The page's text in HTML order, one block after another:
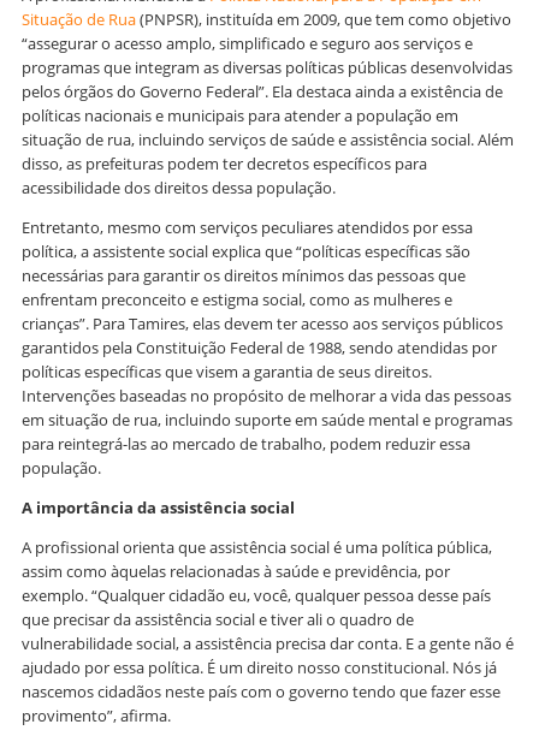
Situação de Rua(PNPSR), instituída em 2009, que tem como objetivo
“assegurar o acesso amplo, simplificado e seguro aos serviços e
programas que integram as diversas políticas públicas desenvolvidas
pelos órgãos do Governo Federal”. Ela destaca ainda a existência de
políticas nacionais e municipais para atender a população em
situação de rua, incluindo serviços de saúde e assistência social. Além
disso, as prefeituras podem ter decretos específicos para
acessibilidade dos direitos dessa população.
Entretanto, mesmo com serviços peculiares atendidos por essa
política, a assistente social explica que “políticas específicas são
necessárias para garantir os direitos mínimos das pessoas que
enfrentam preconceito e estigma social, como as mulheres e
crianças”. Para Tamires, elas devem ter acesso aos serviços públicos
garantidos pela Constituição Federal de 1988, sendo atendidas por
políticas específicas que visem a garantia de seus direitos.
Intervenções baseadas no propósito de melhorar a vida das pessoas
em situação de rua, incluindo suporte em saúde mental e programas
para reintegrá-las ao mercado de trabalho, podem reduzir essa
população.
A importância da assistência social
A profissional orienta que assistência social é uma política pública,
assim como àquelas relacionadas à saúde e previdência, por
exemplo. “Qualquer cidadão eu, você, qualquer pessoa desse país
que precisar da assistência social e tiver ali o quadro de
vulnerabilidade social, a assistência precisa dar conta. E a gente não é
ajudado por essa política. É um direito nosso constitucional. Nós já
nascemos cidadãos neste país com o governo tendo que fazer esse
provimento”, afirma.